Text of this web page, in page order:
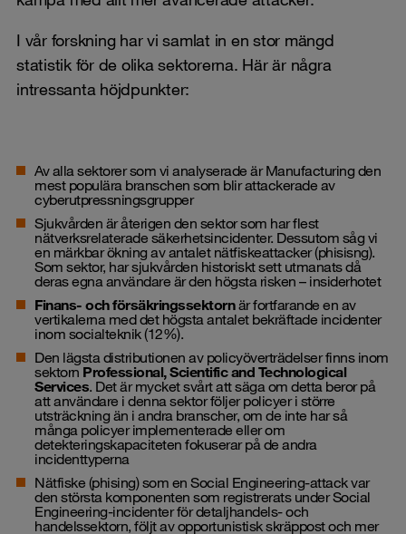
I vår forskning har vi samlat in en stor mängd
statistik för de olika sektorerna. Här är några
intressanta höjdpunkter:
Av alla sektorer som vi analyserade är Manufacturing den
mest populära branschen som blir attackerade av
cyberutpressningsgrupper
Sjukvården är återigen den sektor som har flest
nätverksrelaterade säkerhetsincidenter. Dessutom såg vi
en märkbar ökning av antalet nätfiskeattacker (phisisng).
Som sektor, har sjukvården historiskt sett utmanats då
deras egna användare är den högsta risken – insiderhotet
Finans- och försäkringssektornär fortfarande en av
vertikalerna med det högsta antalet bekräftade incidenter
inom socialteknik (12%).
Den lägsta distributionen av policyöverträdelser finns inom
sektorn Professional, Scientific and Technological
Services. Det är mycket svårt att säga om detta beror på
att användare i denna sektor följer policyer i större
utsträckning än i andra branscher, om de inte har så
många policyer implementerade eller om
detekteringskapaciteten fokuserar på de andra
incidenttyperna
Nätfiske (phising) som en Social Engineering-attack var
den största komponenten som registrerats under Social
Engineering-incidenter för detaljhandels- och
handelssektorn, följt av opportunistisk skräppost och mer